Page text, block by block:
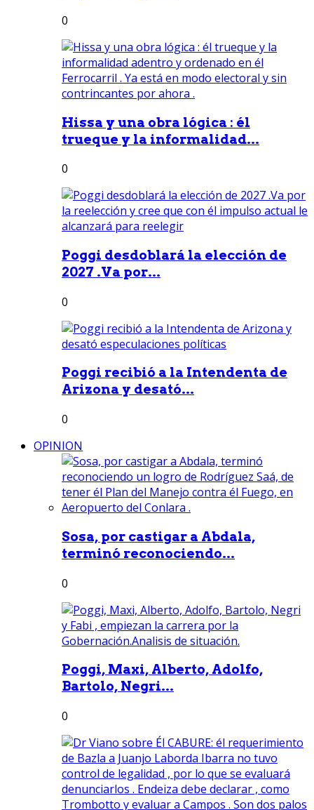
0
Hissa y una obra lógica : él
trueque y la informalidad...
0
Poggi desdoblará la elección de
2027 .Va por...
0
Poggi recibió a la Intendenta de
Arizona y desató...
0
OPINION
Sosa, por castigar a Abdala,
terminó reconociendo...
0
Poggi, Maxi, Alberto, Adolfo,
Bartolo, Negri...
0